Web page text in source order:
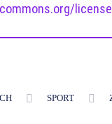
SPORT